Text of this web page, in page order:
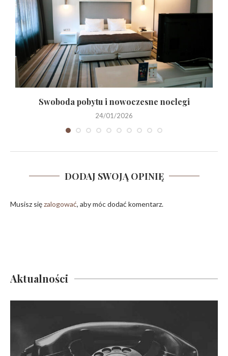
Swoboda pobytu i nowoczesne noclegi
24/01/2026
DODAJ SWOJĄ OPINIĘ
Musisz sięzalogować, aby móc dodać komentarz.
Aktualności